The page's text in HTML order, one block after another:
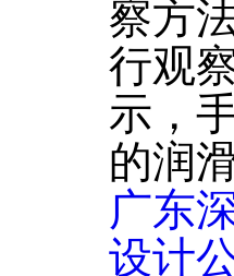
察方
行观
示，
的润
广东
设计